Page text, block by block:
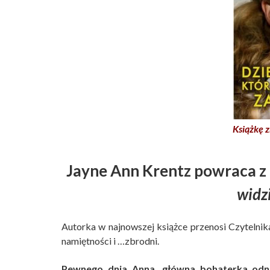
Książkę
Jayne Ann Krentz powraca
Autorka w najnowszej książce przenosi
namiętności i …zbrodni.